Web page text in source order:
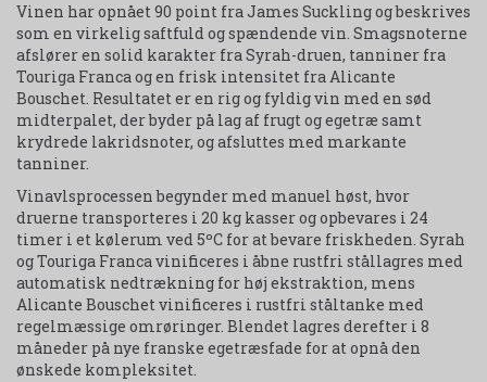
Vinen har opnået 90 point fra James Suckling og beskrives
som en virkelig saftfuld og spændende vin. Smagsnoterne
afslører en solid karakter fra Syrah-druen, tanniner fra
Touriga Franca og en frisk intensitet fra Alicante
Bouschet. Resultatet er en rig og fyldig vin med en sød
midterpalet, der byder på lag af frugt og egetræ samt
krydrede lakridsnoter, og afsluttes med markante
tanniner.
Vinavlsprocessen begynder med manuel høst, hvor
druerne transporteres i 20 kg kasser og opbevares i 24
timer i et kølerum ved 5ºC for at bevare friskheden. Syrah
og Touriga Franca vinificeres i åbne rustfri stållagres med
automatisk nedtrækning for høj ekstraktion, mens
Alicante Bouschet vinificeres i rustfri ståltanke med
regelmæssige omrøringer. Blendet lagres derefter i 8
måneder på nye franske egetræsfade for at opnå den
ønskede kompleksitet.